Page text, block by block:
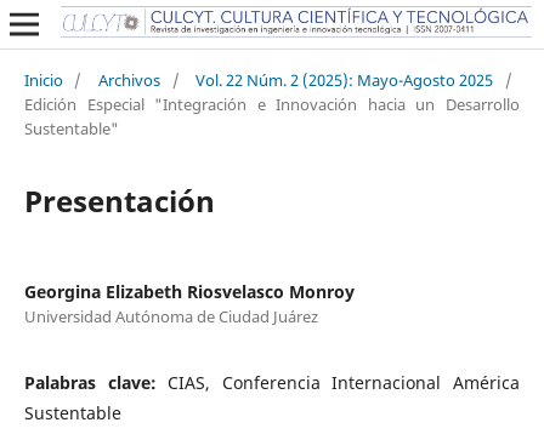
Inicio / Archivos / Vol. 22 Núm. 2 (2025): Mayo-Agosto 2025
/
Edición Especial "Integración e Innovación hacia un Desarrollo
Sustentable"
Presentación
Georgina Elizabeth Riosvelasco Monroy
Universidad Autónoma de Ciudad Juárez
Palabras clave:CIAS, Conferencia Internacional América
Sustentable